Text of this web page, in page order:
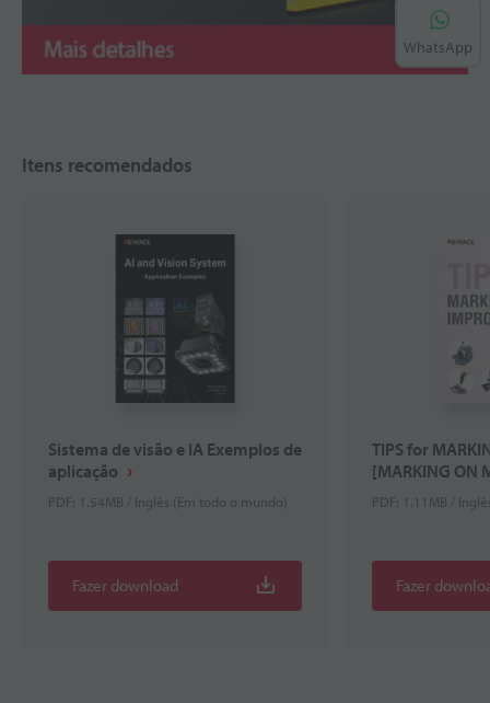
Itens recomendados
Sistema de visão e IA Exemplos de
aplicação
PDF: 1.54MB / Inglês (Em todo o mundo)
Fazer download
TIPS for
[MARKING ON
PDF: 1.11MB /
Fazer
WhatsApp